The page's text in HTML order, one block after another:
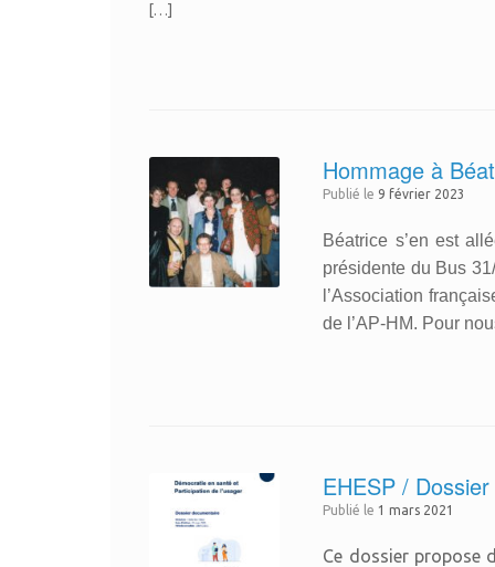
[…]
Hommage à
Publié le 9 février 2023
Béatrice s’en est
présidente du Bus
l’Association
de l’AP-HM. Pour
EHESP /
Publié le 1 mars 2021
Ce dossier propose